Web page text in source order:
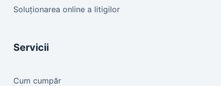
Soluționarea online a litigilor
Servicii
Cum cumpăr